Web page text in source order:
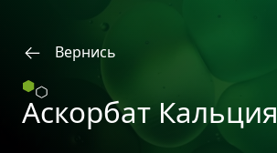
Вернись
Аскорбат Кальция